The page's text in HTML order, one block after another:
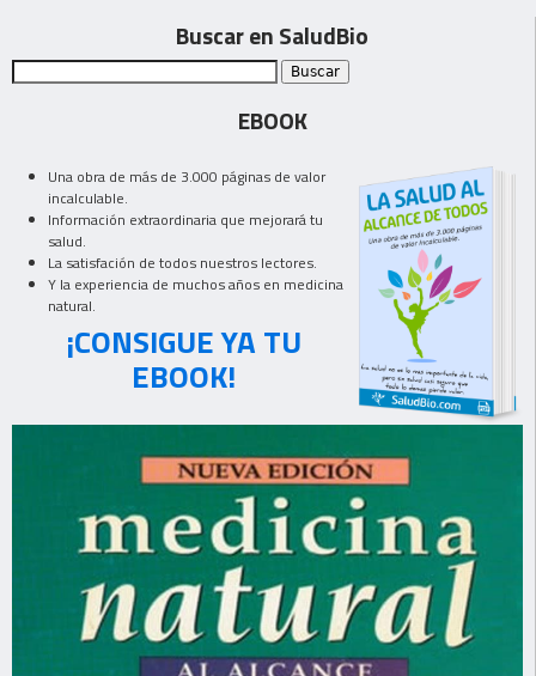
Buscar en SaludBio
EBOOK
Una obra de más de 3.000 páginas de valor
incalculable.
Información extraordinaria que mejorará tu
salud.
La satisfación de todos nuestros lectores.
Y la experiencia de muchos años en medicina
natural.
¡CONSIGUE YA TU
EBOOK!